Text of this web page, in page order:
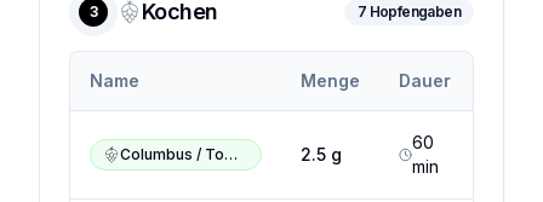
3 Kochen 7 Hopfengaben
Name Menge Dauer
Columbus / Tomahawk / Zeus 2.5 g
60
min